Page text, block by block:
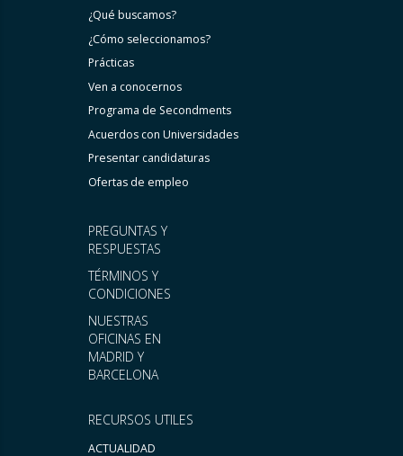
RECURSOS UTILES
ACTUALIDAD
PREGUNTAS Y
RESPUESTAS
TÉRMINOS Y
CONDICIONES
NUESTRAS
OFICINAS EN
MADRID Y
BARCELONA
¿Qué buscamos?
¿Cómo seleccionamos?
Prácticas
Ven a conocernos
Programa de Secondments
Acuerdos con Universidades
Presentar candidaturas
Ofertas de empleo